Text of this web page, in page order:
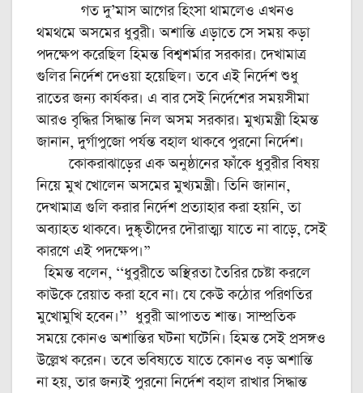
গত দু’মাস আগের হিংসা থামলেও এখনও
থমথমে অসমের ধুবুরী। অশান্তি এড়াতে সে সময় কড়া
পদক্ষেপ করেছিল হিমন্ত বিশ্বশর্মার সরকার। দেখামাত্র
গুলির নির্দেশ দেওয়া হয়েছিল। তবে এই নির্দেশ শুধু
রাতের জন্য কার্যকর। এ বার সেই নির্দেশের সময়সীমা
আরও বৃদ্ধির সিদ্ধান্ত নিল অসম সরকার। মুখ্যমন্ত্রী হিমন্ত
জানান, দুর্গাপুজো পর্যন্ত বহাল থাকবে পুরনো নির্দেশ।
কোকরাঝাড়ের এক অনুষ্ঠানের ফাঁকে ধুবুরীর বিষয়
নিয়ে মুখ খোলেন অসমের মুখ্যমন্ত্রী। তিনি জানান,
দেখামাত্র গুলি করার নির্দেশ প্রত্যাহার করা হয়নি, তা
অব্যাহত থাকবে। দুষ্কৃতীদের দৌরাত্ম্য যাতে না বাড়ে, সেই
কারণে এই পদক্ষেপ।”
হিমন্ত বলেন, ‘‘ধুবুরীতে অস্থিরতা তৈরির চেষ্টা করলে
কাউকে রেয়াত করা হবে না। যে কেউ কঠোর পরিণতির
মুখোমুখি হবেন।’’ ধুবুরী আপাতত শান্ত। সাম্প্রতিক
সময়ে কোনও অশান্তির ঘটনা ঘটেনি। হিমন্ত সেই প্রসঙ্গও
উল্লেখ করেন। তবে ভবিষ্যতে যাতে কোনও বড় অশান্তি
না হয়, তার জন্যই পুরনো নির্দেশ বহাল রাখার সিদ্ধান্ত